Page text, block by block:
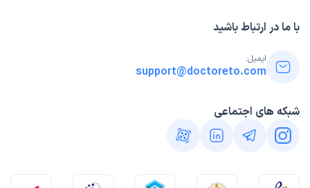
با ما در ارتباط باشید
ایمیل:
support@doctoreto.com
شبکه های اجتماعی